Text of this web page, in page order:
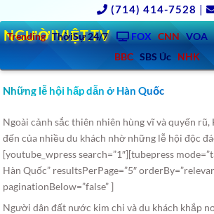
(714) 414-7528 |
Trending ThờiSự 24/7 FOX CNN VOA
BBC SBS Úc NHK
NGƯỜIVIỆT.TV
Những lễ hội hấp dẫn ở Hàn Quốc
Ngoài cảnh sắc thiên nhiên hùng vĩ và quyến rũ,
đến của nhiều du khách nhờ những lễ hội độc
[youtube_wpress search=”1″][tubepress
Hàn Quốc” resultsPerPage=”5″
paginationBelow=”false” ]
Người dân đất nước kim chi và du khách khắp